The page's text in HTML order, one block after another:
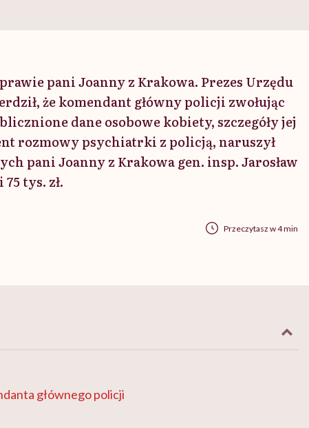
pani Joanny z Krakowa. Prezes Urzędu
że komendant główny policji zwołując
dane osobowe kobiety, szczegóły jej
rozmowy psychiatrki z policją, naruszył
pani Joanny z Krakowa gen. insp. Jarosław
tys. zł.
Przeczytasz w 4 min
głównego policji